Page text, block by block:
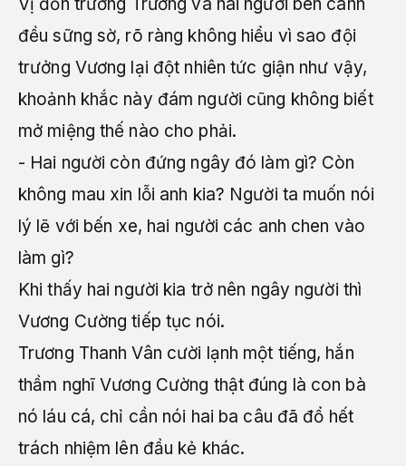
đều sững sờ, rõ ràng không hiểu vì sao đội
trưởng Vương lại đột nhiên tức giận như vậy,
khoảnh khắc này đám người cũng không biết
mở miệng thế nào cho phải.
- Hai người còn đứng ngây đó làm gì? Còn
không mau xin lỗi anh kia? Người ta muốn nói
lý lẽ với bến xe, hai người các anh chen vào
làm gì?
Khi thấy hai người kia trở nên ngây người thì
Vương Cường tiếp tục nói.
Trương Thanh Vân cười lạnh một tiếng, hắn
thầm nghĩ Vương Cường thật đúng là con bà
nó láu cá, chỉ cần nói hai ba câu đã đổ hết
trách nhiệm lên đầu kẻ khác.